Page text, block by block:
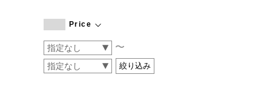
COGTHEBIGSMOKE
CONVERSE
DEAN & DELUCA
Price
〜